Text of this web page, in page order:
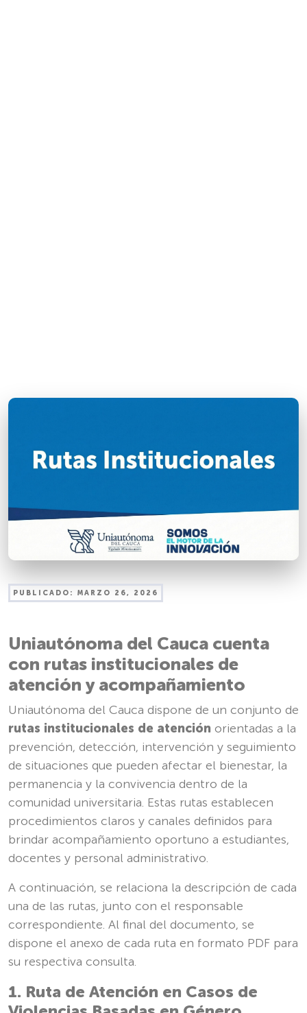
PUBLICADO: MARZO 26, 2026
Uniautónoma del Cauca cuenta
con rutas institucionales de
atención y acompañamiento
Uniautónoma del Cauca dispone de un conjunto de
rutas institucionales de atención orientadas a la
prevención, detección, intervención y seguimiento
de situaciones que pueden afectar el bienestar, la
permanencia y la convivencia dentro de la
comunidad universitaria. Estas rutas establecen
procedimientos claros y canales definidos para
brindar acompañamiento oportuno a estudiantes,
docentes y personal administrativo.
A continuación, se relaciona la descripción de cada
una de las rutas, junto con el responsable
correspondiente. Al final del documento, se
dispone el anexo de cada ruta en formato PDF para
su respectiva consulta.
1. Ruta de Atención en Casos de